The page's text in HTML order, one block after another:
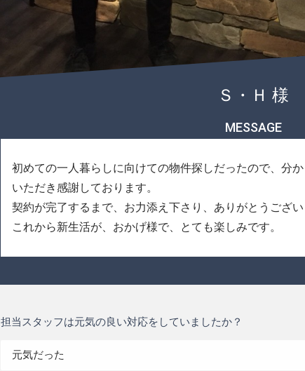
Ｓ・Ｈ 様
MESSAGE
初めての一人暮らしに向けての物件探しだったので、分
いただき感謝しております。
契約が完了するまで、お力添え下さり、ありがとうござい
これから新生活が、おかげ様で、とても楽しみです。
担当スタッフは元気の良い対応をしていましたか？
元気だった